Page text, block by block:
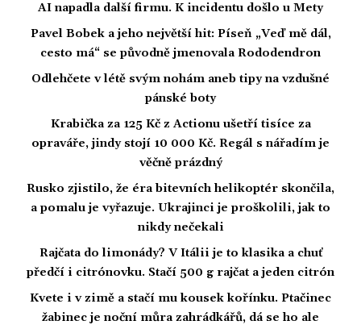
AI napadla další firmu. K incidentu došlo u Mety
Pavel Bobek a jeho největší hit: Píseň „Veď mě dál,
cesto má“ se původně jmenovala Rododendron
Odlehčete v létě svým nohám aneb tipy na vzdušné
pánské boty
Krabička za 125 Kč z Actionu ušetří tisíce za
opraváře, jindy stojí 10 000 Kč. Regál s nářadím je
věčně prázdný
Rusko zjistilo, že éra bitevních helikoptér skončila,
a pomalu je vyřazuje. Ukrajinci je proškolili, jak to
nikdy nečekali
Rajčata do limonády? V Itálii je to klasika a chuť
předčí i citrónovku. Stačí 500 g rajčat a jeden citrón
Kvete i v zimě a stačí mu kousek kořínku. Ptačinec
žabinec je noční můra zahrádkářů, dá se ho ale